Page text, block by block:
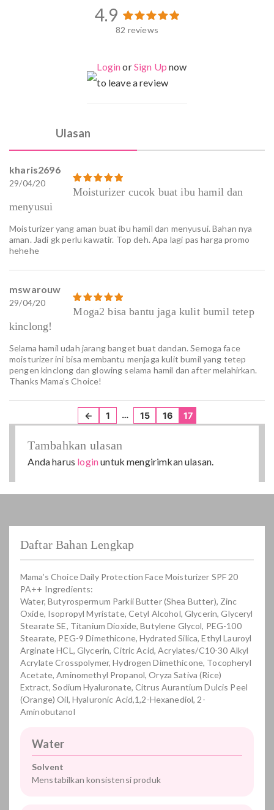
4.9
Peringkat
82
pelanggan
82 reviews
LoginorSign Up now
to leave a review
Ulasan
kharis2696
29/04/20
Dinilai5
Moisturizer cucok buat ibu hamil dan
menyusui
Moisturizer yang aman buat ibu hamil dan menyusui. Bahan nya
aman. Jadi gk perlu kawatir. Top deh. Apa lagi pas harga promo
hehehe
mswarouw
29/04/20
Dinilai5
dari 5
Moga2 bisa bantu jaga kulit bumil tetep
kinclong!
Selama hamil udah jarang banget buat dandan. Semoga face
moisturizer ini bisa membantu menjaga kulit bumil yang tetep
pengen kinclong dan glowing selama hamil dan after melahirkan.
Thanks Mama’s Choice!
← 1 … 15 16 17
Tambahkan ulasan
Anda harus loginuntuk mengirimkan ulasan.
Daftar Bahan Lengkap
Mama’s Choice Daily Protection Face Moisturizer SPF 20
PA++ Ingredients:
Water, Butyrospermum Parkii Butter (Shea Butter), Zinc
Oxide, Isopropyl Myristate, Cetyl Alcohol, Glycerin, Glyceryl
Stearate SE, Titanium Dioxide, Butylene Glycol, PEG-100
Stearate, PEG-9 Dimethicone, Hydrated Silica, Ethyl Lauroyl
Arginate HCL, Glycerin, Citric Acid, Acrylates/C10-30 Alkyl
Acrylate Crosspolymer, Hydrogen Dimethicone, Tocopheryl
Acetate, Aminomethyl Propanol, Oryza Sativa (Rice)
Extract, Sodium Hyaluronate, Citrus Aurantium Dulcis Peel
(Orange) Oil, Hyaluronic Acid,1,2-Hexanediol, 2-
Aminobutanol
Water
Solvent
Menstabilkan konsistensi produk